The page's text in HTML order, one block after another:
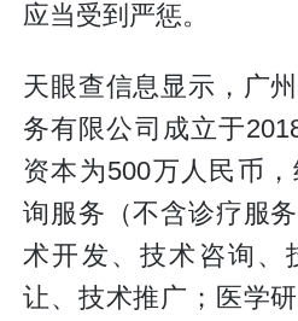
应当受到严惩。
天眼查信息显示，广
务有限公司成立于
资本为500万人民币
询服务（不含诊疗服
术开发、技术咨询、
让、技术推广；医学